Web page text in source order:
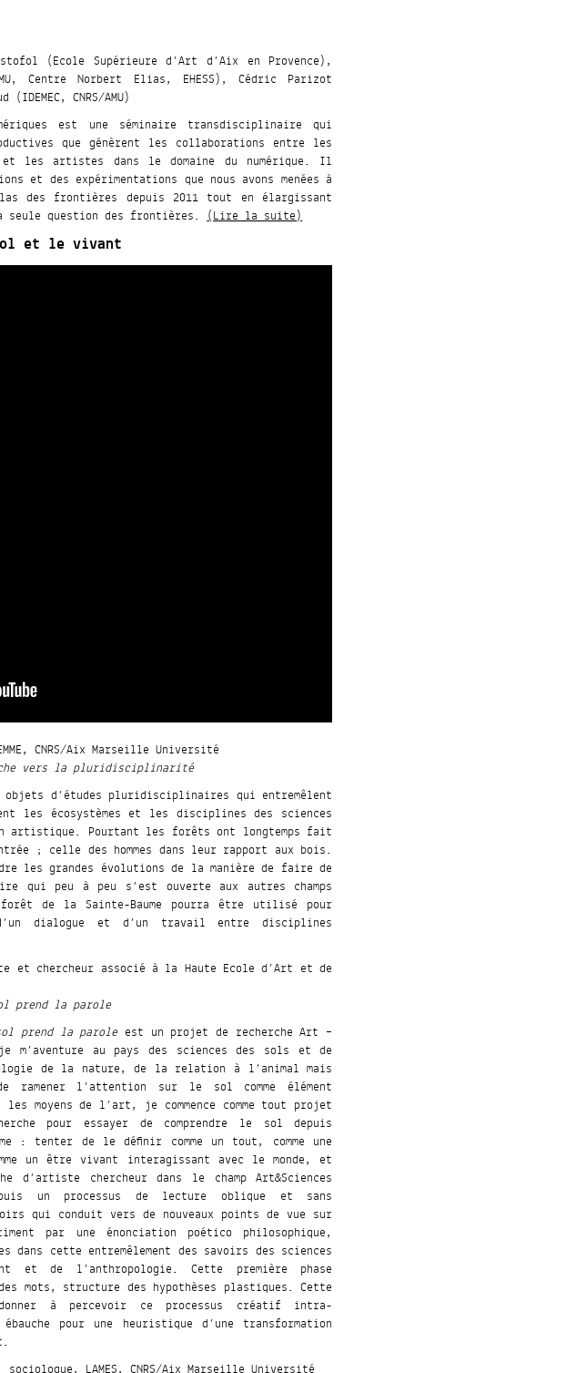
(Ecole Supérieure d’Art d’Aix en Provence),
Centre Norbert Elias, EHESS), Cédric Parizot
(IDEMEC, CNRS/AMU)
est une séminaire transdisciplinaire qui
que génèrent les collaborations entre les
et les artistes dans le domaine du numérique. Il
et des expérimentations que nous avons menées à
des frontières depuis 2011 tout en élargissant
seule question des frontières.(Lire la suite)
et le vivant
CNRS/Aix Marseille Université
vers la pluridisciplinarité
d’études pluridisciplinaires qui entremêlent
les écosystèmes et les disciplines des sciences
artistique. Pourtant les forêts ont longtemps fait
; celle des hommes dans leur rapport aux bois.
les grandes évolutions de la manière de faire de
qui peu à peu s’est ouverte aux autres champs
de la Sainte-Baume pourra être utilisé pour
dialogue et d’un travail entre disciplines
et chercheur associé à la Haute Ecole d’Art et de
prend la parole
prend la parole est un projet de recherche Art –
m’aventure au pays des sciences des sols et de
de la nature, de la relation à l’animal mais
l’attention sur le sol comme élément
moyens de l’art, je commence comme tout projet
pour essayer de comprendre le sol depuis
: tenter de le définir comme un tout, comme une
un être vivant interagissant avec le monde, et
d’artiste chercheur dans le champ Art&Sciences
un processus de lecture oblique et sans
qui conduit vers de nouveaux points de vue sur
par une énonciation poético philosophique,
dans cette entremêlement des savoirs des sciences
et de l’anthropologie. Cette première phase
mots, structure des hypothèses plastiques. Cette
à percevoir ce processus créatif intra-
pour une heuristique d’une transformation